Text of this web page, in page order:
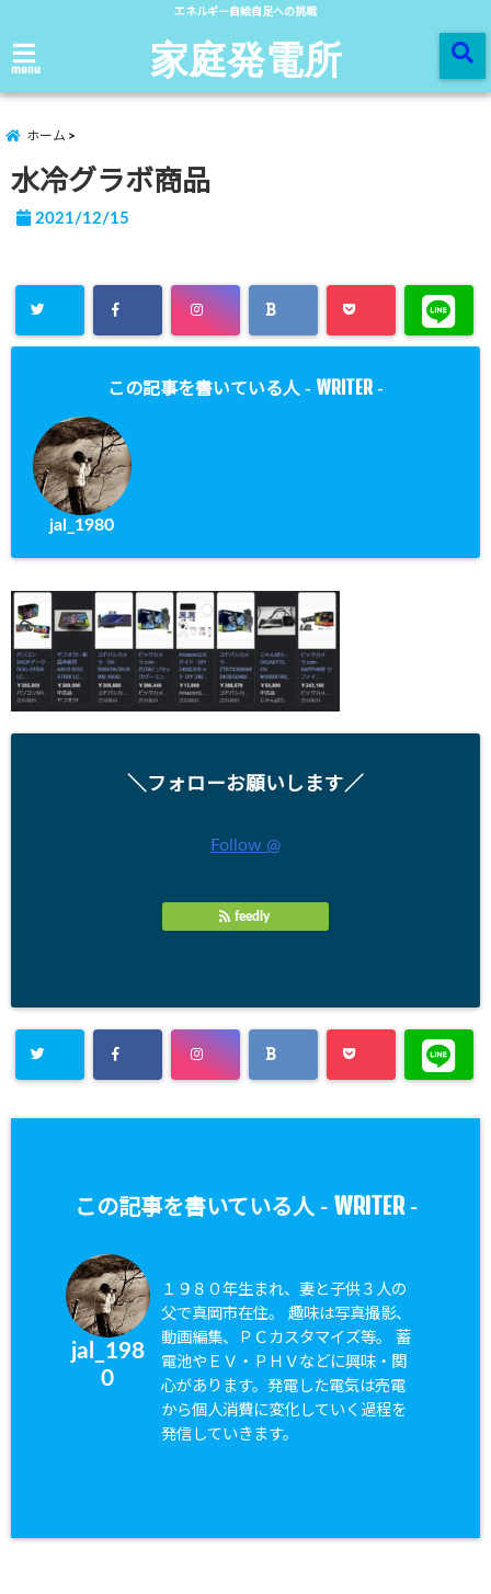
エネルギー自給自足への挑戦
menu 家庭発電所
ホーム
水冷グラボ商品
2021/12/15
この記事を書いている人 - WRITER -
jal_1980
＼フォローお願いします／
Follow @
feedly
この記事を書いている人 - WRITER-
jal_198
0
１９８０年生まれ、妻と子供３人の
父で真岡市在住。 趣味は写真撮影、
動画編集、ＰＣカスタマイズ等。 蓄
電池やＥＶ・ＰＨＶなどに興味・関
心があります。発電した電気は売電
から個人消費に変化していく過程を
発信していきます。